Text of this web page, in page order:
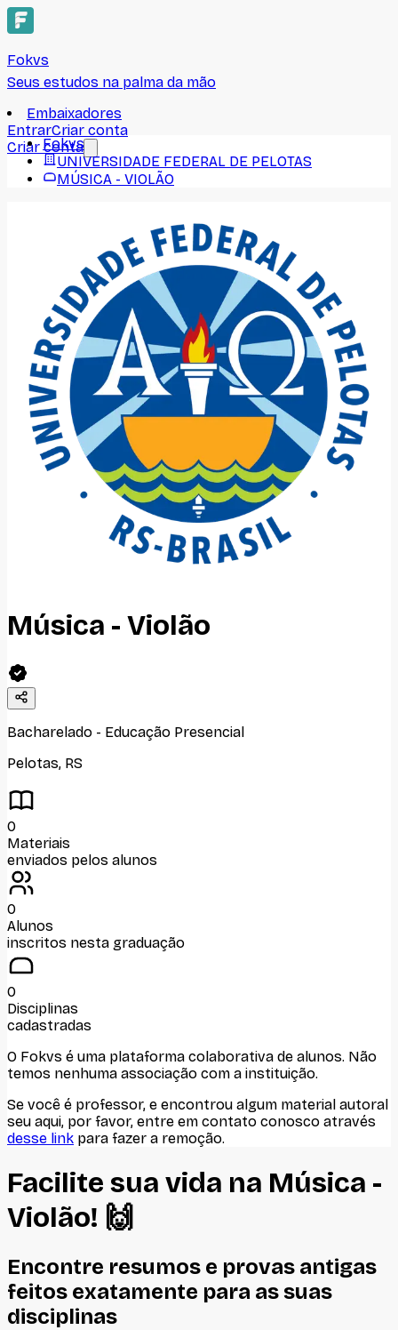
Fokvs
Seus estudos na palma da mão
Embaixadores
EntrarCriar conta
Criar conta
Fokvs
UNIVERSIDADE FEDERAL DE PELOTAS
MÚSICA - VIOLÃO
Música - Violão
Bacharelado - Educação Presencial
Pelotas, RS
0
Materiais
enviados pelos alunos
0
Alunos
inscritos nesta graduação
0
Disciplinas
cadastradas
O Fokvs é uma plataforma colaborativa de alunos. Não
temos nenhuma associação com a instituição.
Se você é professor, e encontrou algum material autoral
seu aqui, por favor, entre em contato conosco através
desse link para fazer a remoção.
Facilite sua vida na Música -
Violão! 🙌
Encontre resumos e provas antigas
feitos exatamente para as suas
disciplinas